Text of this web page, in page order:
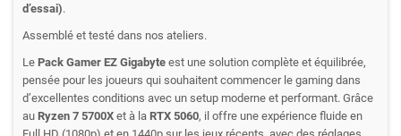
d’essai).
Assemblé et testé dans nos ateliers.
Le Pack Gamer EZ Gigabyte est une solution complète et équilibrée,
pensée pour les joueurs qui souhaitent commencer le gaming dans
d’excellentes conditions avec un setup moderne et performant. Grâce
au Ryzen 7 5700X et à la RTX 5060, il offre une expérience fluide en